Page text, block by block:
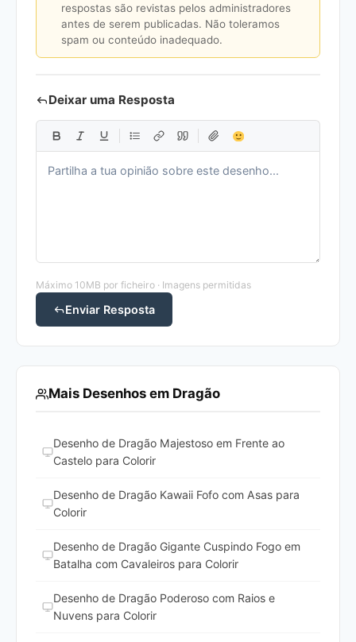
respostas são revistas pelos administradores
antes de serem publicadas. Não toleramos
spam ou conteúdo inadequado.
Deixar uma Resposta
Máximo 10MB por ficheiro · Imagens permitidas
Enviar Resposta
Mais Desenhos em Dragão
Desenho de Dragão Majestoso em Frente ao
Castelo para Colorir
Desenho de Dragão Kawaii Fofo com Asas para
Colorir
Desenho de Dragão Gigante Cuspindo Fogo em
Batalha com Cavaleiros para Colorir
Desenho de Dragão Poderoso com Raios e
Nuvens para Colorir